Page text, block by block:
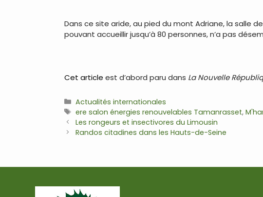
Dans ce site aride, au pied du mont Adriane, la salle
pouvant accueillir jusqu’à 80 personnes, n’a pas
Cet article est d’abord paru dans La Nouvelle
Catégories
Actualités internationales
Étiquettes
ere salon énergies renouvelables Tamanrasset,
Navigation
des
Les rongeurs et insectivores du Limousin
Randos citadines dans les Hauts-de-Seine